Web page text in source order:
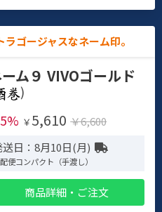
ゴージャスなネーム印。
ム９ VIVOゴールド
)
￥ 5,610 ￥6,600
送日：8月10日(月)
便コンパクト（手渡し）
商品詳細・ご注文